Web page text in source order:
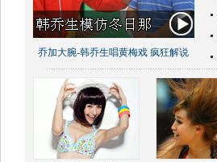
乔加大腕-韩乔生唱黄梅戏 疯狂解说